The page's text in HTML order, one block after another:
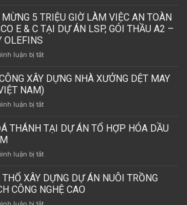
LỄ
KHÁNH
OFFSHORE
FURNITURE
CONSOLIDATIONS
LLC
PHU
BRANCH.
HOA
PHỐ
BIỂN
DẪN
ĐẦU
TƯ
ARIA
TÀU
MỪNG 5 TRIỆU GIỜ LÀM VIỆC AN TOÀN
E & C TẠI DỰ ÁN LSP, GÓI THẦU A2 –
OLEFINS
luận bị tắtở
CHÀO
MỪNG
5
TRIỆU
LÀM
TOÀN
POSCO
E
XÂY DỰNG NHÀ XƯỞNG DỆT MAY
NAM)
luận bị tắtở
KHỞI
CÔNG
DỰNG
XƯỞNG
DỆT
THÁNH TẠI DỰ ÁN TỔ HỢP HÓA DẦU
luận bị tắtở
ĐẶT
ĐÁ
THÁNH
XÂY DỰNG DỰ ÁN NUÔI TRỒNG
CÔNG NGHỆ CAO